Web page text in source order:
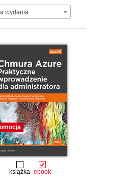
wydania
wydania
książka ebook